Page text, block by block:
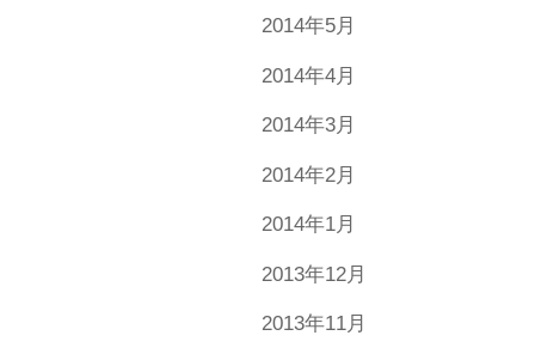
2014年5月
2014年4月
2014年3月
2014年2月
2014年1月
2013年12月
2013年11月